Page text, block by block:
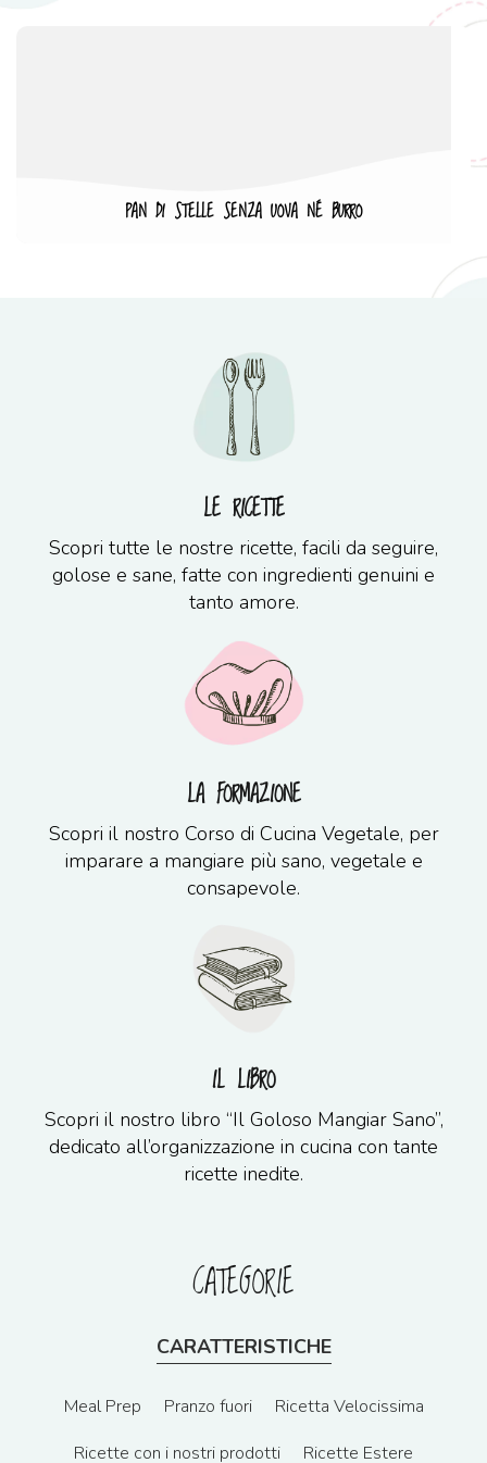
PAN DI STELLE SENZA UOVA NÉ BURRO
LE RICETTE
Scopri tutte le nostre ricette, facili da seguire,
golose e sane, fatte con ingredienti genuini e
tanto amore.
LA FORMAZIONE
Scopri il nostro Corso di Cucina Vegetale, per
imparare a mangiare più sano, vegetale e
consapevole.
IL LIBRO
Scopri il nostro libro “Il Goloso Mangiar Sano”,
dedicato all’organizzazione in cucina con tante
ricette inedite.
CATEGORIE
CARATTERISTICHE
Meal Prep Pranzo fuori
Ricetta Velocissima
Ricette con i nostri prodotti
Ricette Estere